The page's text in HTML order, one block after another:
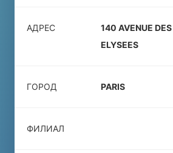
АДРЕС
140 AVENUE
ELYSEES
ГОРОД PARIS
ФИЛИАЛ